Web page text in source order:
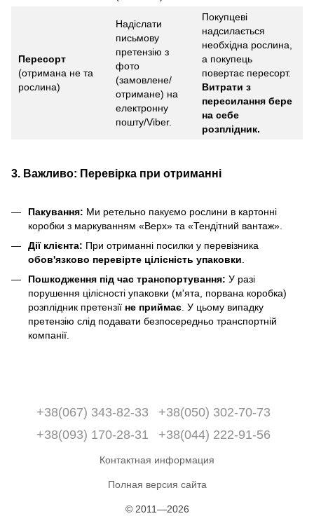
Пересорт
(отримана не та
рослина)
Надіслати
письмову
претензію з
фото
(замовлене/
отримане) на
електронну
пошту/Viber.
Покупцеві
надсилається
необхідна рослина,
а покупець
повертає пересорт.
Витрати з
пересилання бере
на себе
розплідник.
3. Важливо: Перевірка при отриманні
Пакування: Ми ретельно пакуємо рослини в картонні
коробки з маркуванням «Верх» та «Тендітний вантаж».
Дії клієнта: При отриманні посилки у перевізника
обов'язково перевірте цілісність упаковки
Пошкодження під час транспортування: У разі
порушення цілісності упаковки (м'ята, порвана коробка)
розплідник претензії не приймає. У цьому випадку
претензію слід подавати безпосередньо транспортній
компанії.
+38(067) 343-82-33
+38(050) 302-70-73
+38(093) 170-28-31
+38(044) 222-91-56
Контактная информация
Полная версия сайта
© 2011—2026